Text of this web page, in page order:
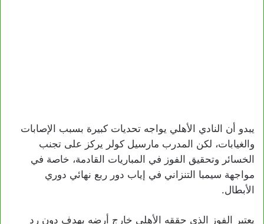
يبدو أن النادي الأهلي يواجه تحديات كبيرة بسبب الإصابات
والغيابات، لكن المدرب مارسيل كولر يركز على تجنب
الخسائر وتحقيق الفوز في المباريات القادمة، خاصة في
مواجهة سيمبا التنزاني في إياب دور ربع نهائي دوري
الأبطال.
يعتبر الفوز الذي حققه الأهلي خارج أرضه بهدف دون رد